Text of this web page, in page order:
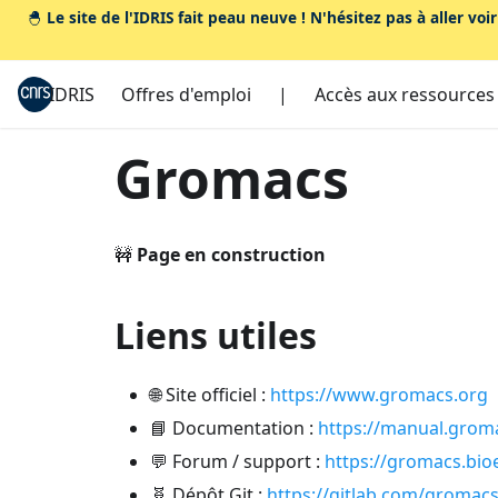
🐣 Le site de l'IDRIS fait peau neuve ! N'hésitez pas à aller voir
IDRIS Offres d'emploi | Accès aux ressources
Gromacs
🚧 Page en construction
Liens utiles
🌐 Site officiel : https://www.gromacs.org
📘 Documentation : https://
💬 Forum / support : https://